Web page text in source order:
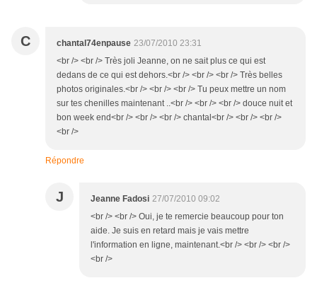
C chantal74enpause 23/07/2010 23:31
<br /> <br /> Très joli Jeanne, on ne sait plus ce qui est
dedans de ce qui est dehors.<br /> <br /> <br /> Très belles
photos originales.<br /> <br /> <br /> Tu peux mettre un nom
sur tes chenilles maintenant ..<br /> <br /> <br /> douce nuit et
bon week end<br /> <br /> <br /> chantal<br /> <br /> <br />
<br />
Répondre
J Jeanne Fadosi 27/07/2010 09:02
<br /> <br /> Oui, je te remercie beaucoup pour ton
aide. Je suis en retard mais je vais mettre
l'information en ligne, maintenant.<br /> <br /> <br />
<br />